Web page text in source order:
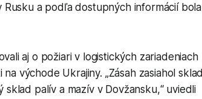
a podľa dostupných informácií bola
aj o požiari v logistických zariadeniach
východe Ukrajiny. „Zásah zasiahol sklad
palív a mazív v Dovžansku,“ uviedli